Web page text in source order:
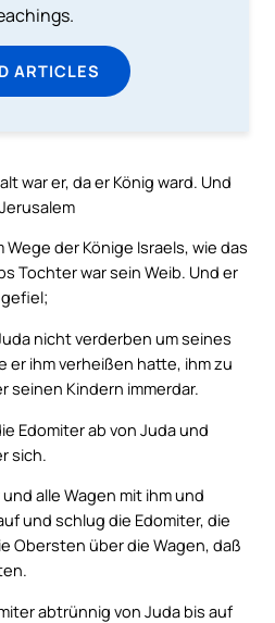
ARTICLES
war er, da er König ward. Und
der Könige Israels, wie das
Tochter war sein Weib. Und er
nicht verderben um seines
er ihm verheißen hatte, ihm zu
Kindern immerdar.
Edomiter ab von Juda und
sich.
alle Wagen mit ihm und
und schlug die Edomiter, die
Obersten über die Wagen, daß
abtrünnig von Juda bis auf